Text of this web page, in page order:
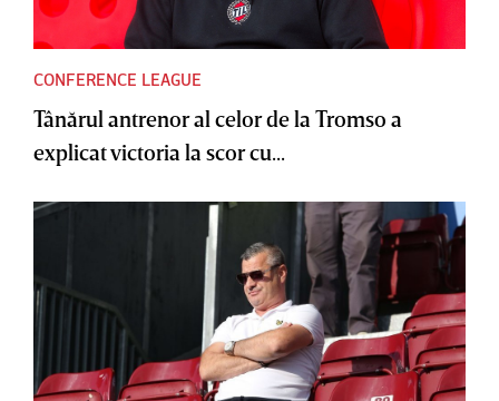
CONFERENCE LEAGUE
Tânărul antrenor al celor de la Tromso a
explicat victoria la scor cu...